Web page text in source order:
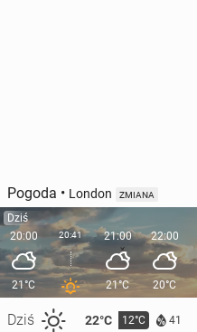
Pogoda • London ZMIANA
Dziś
20:00
21°C
Dziś 22°C 12°C 41
20:41 21:00
21°C
22:00
20°C